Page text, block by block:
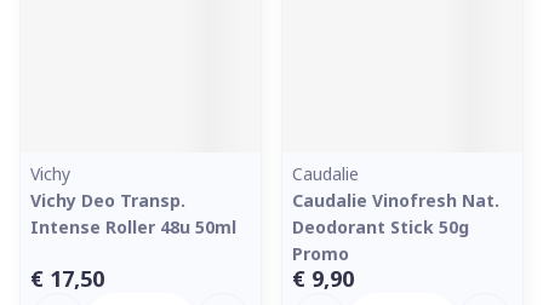
Vichy
Vichy Deo Transp.
Intense Roller 48u 50ml
€ 17,50
Caudalie
Caudalie Vinofresh Nat.
Deodorant Stick 50g
Promo
€ 9,90